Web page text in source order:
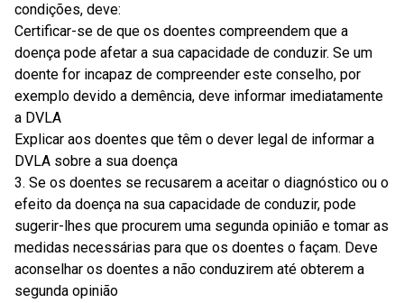
condições, deve:
Certificar-se de que os doentes compreendem que a
doença pode afetar a sua capacidade de conduzir. Se um
doente for incapaz de compreender este conselho, por
exemplo devido a demência, deve informar imediatamente
a DVLA
Explicar aos doentes que têm o dever legal de informar a
DVLA sobre a sua doença
3. Se os doentes se recusarem a aceitar o diagnóstico ou o
efeito da doença na sua capacidade de conduzir, pode
sugerir-lhes que procurem uma segunda opinião e tomar as
medidas necessárias para que os doentes o façam. Deve
aconselhar os doentes a não conduzirem até obterem a
segunda opinião